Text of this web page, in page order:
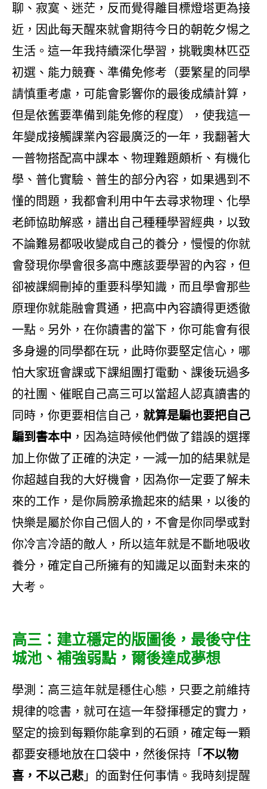
聊、寂寞、迷茫，反而覺得離目標燈塔更為接
近，因此每天醒來就會期待今日的朝乾夕惕之
生活。這一年我持續深化學習，挑戰奧林匹亞
初選、能力競賽、準備免修考（要繁星的同學
請慎重考慮，可能會影響你的最後成績計算，
但是依舊要準備到能免修的程度），使我這一
年變成接觸課業內容最廣泛的一年，我翻著大
一普物搭配高中課本、物理難題頗析、有機化
學、普化實驗、普生的部分內容，如果遇到不
懂的問題，我都會利用中午去尋求物理、化學
老師協助解惑，譜出自己種種學習經典，以致
不論難易都吸收變成自己的養分，慢慢的你就
會發現你學會很多高中應該要學習的內容，但
卻被課綱刪掉的重要科學知識，而且學會那些
原理你就能融會貫通，把高中內容讀得更透徹
一點。另外，在你讀書的當下，你可能會有很
多身邊的同學都在玩，此時你要堅定信心，哪
怕大家班會課或下課組團打電動、課後玩過多
的社團、催眠自己高三可以當超人認真讀書的
同時，你更要相信自己， 就算是騙也要把自己
騙到書本中 ，因為這時候他們做了錯誤的選擇
加上你做了正確的決定，一減一加的結果就是
你超越自我的大好機會，因為你一定要了解未
來的工作，是你肩膀承擔起來的結果，以後的
快樂是屬於你自己個人的，不會是你同學或對
你冷言冷語的敵人，所以這年就是不斷地吸收
養分，確定自己所擁有的知識足以面對未來的
大考。
高三：建立穩定的版圖後，最後守住
城池、補強弱點，爾後達成夢想
學測：高三這年就是穩住心態，只要之前維持
規律的唸書，就可在這一年發揮穩定的實力，
堅定的撿到每顆你能拿到的石頭，確定每一顆
都要安穩地放在口袋中，然後保持「 不以物
喜，不以己悲 」的面對任何事情。我時刻提醒